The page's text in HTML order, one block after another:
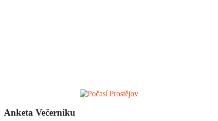
Anketa Večerníku